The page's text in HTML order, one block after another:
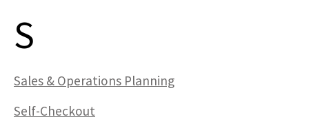
S
Sales & Operations Planning
Self-Checkout